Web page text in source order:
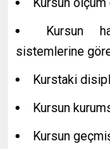
Kursun
sistemlerine göre
Kurstaki
Kursun
Kursun